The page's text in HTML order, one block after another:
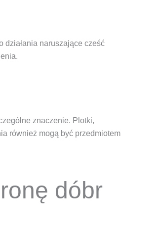
działania naruszające cześć
znaczenie. Plotki,
również mogą być przedmiotem
dóbr